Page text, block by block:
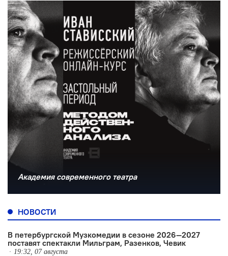
Академия современного театра
НОВОСТИ
В петербургской Музкомедии в сезоне 2026—2027
поставят спектакли Мильграм, Разенков, Чевик
19:32, 07 августа